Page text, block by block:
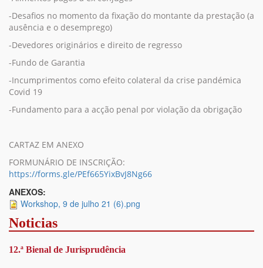
-Desafios no momento da fixação do montante da prestação (a
ausência e o desemprego)
-Devedores originários e direito de regresso
-Fundo de Garantia
-Incumprimentos como efeito colateral da crise pandémica
Covid 19
-Fundamento para a acção penal por violação da obrigação
CARTAZ EM ANEXO
FORMUNÁRIO DE INSCRIÇÃO:
https://forms.gle/PEf665YixBvJ8Ng66
ANEXOS:
Workshop, 9 de julho 21 (6).png
Noticias
12.ª Bienal de Jurisprudência